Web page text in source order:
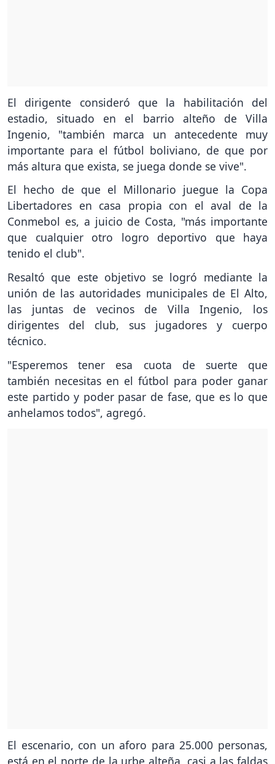
El dirigente consideró que la habilitación del
estadio, situado en el barrio alteño de Villa
Ingenio, "también marca un antecedente muy
importante para el fútbol boliviano, de que por
más altura que exista, se juega donde se vive".
El hecho de que el Millonario juegue la Copa
Libertadores en casa propia con el aval de la
Conmebol es, a juicio de Costa, "más importante
que cualquier otro logro deportivo que haya
tenido el club".
Resaltó que este objetivo se logró mediante la
unión de las autoridades municipales de El Alto,
las juntas de vecinos de Villa Ingenio, los
dirigentes del club, sus jugadores y cuerpo
técnico.
"Esperemos tener esa cuota de suerte que
también necesitas en el fútbol para poder ganar
este partido y poder pasar de fase, que es lo que
anhelamos todos", agregó.
El escenario, con un aforo para 25.000 personas,
está en el norte de la urbe alteña, casi a las faldas